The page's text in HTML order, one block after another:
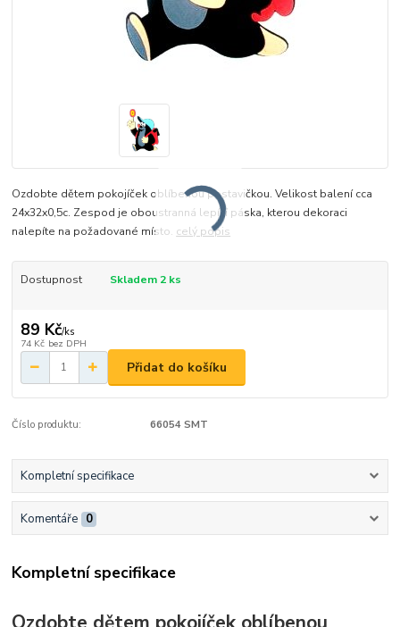
Ozdobte dětem pokojíček oblíbenou postavičkou. Velikost balení cca
24x32x0,5c. Zespod je oboustranná lepící páska, kterou dekoraci
nalepíte na požadované místo. celý popis
Dostupnost Skladem 2 ks
89 Kč/ks
74 Kč bez DPH
Přidat do košíku
Číslo produktu: 66054 SMT
Kompletní specifikace
Komentáře 0
Kompletní specifikace